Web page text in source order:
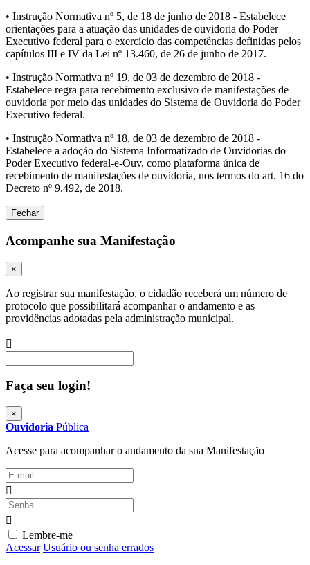
• Instrução Normativa nº 5, de 18 de junho de 2018 - Estabelece
orientações para a atuação das unidades de ouvidoria do Poder
Executivo federal para o exercício das competências definidas pelos
capítulos III e IV da Lei nº 13.460, de 26 de junho de 2017.
• Instrução Normativa nº 19, de 03 de dezembro de 2018 -
Estabelece regra para recebimento exclusivo de manifestações de
ouvidoria por meio das unidades do Sistema de Ouvidoria do Poder
Executivo federal.
• Instrução Normativa nº 18, de 03 de dezembro de 2018 -
Estabelece a adoção do Sistema Informatizado de Ouvidorias do
Poder Executivo federal-e-Ouv, como plataforma única de
recebimento de manifestações de ouvidoria, nos termos do art. 16 do
Decreto nº 9.492, de 2018.
Fechar
Acompanhe sua Manifestação
×
Ao registrar sua manifestação, o cidadão receberá um número de
protocolo que possibilitará acompanhar o andamento e as
providências adotadas pela administração municipal.
Faça seu login!
×
Ouvidoria Pública
Acesse para acompanhar o andamento da sua Manifestação
Lembre-me
Acessar Usuário ou senha errados